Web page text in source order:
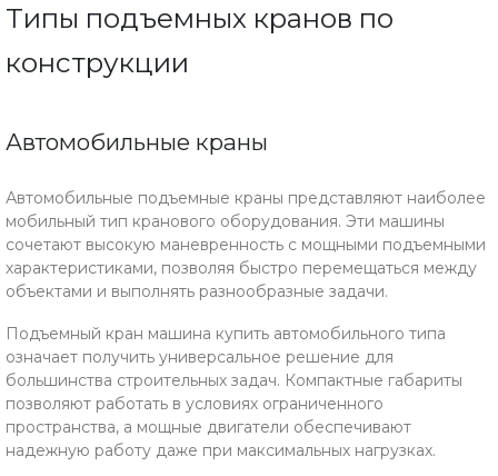
Типы подъемных кранов по
конструкции
Автомобильные краны
Автомобильные подъемные краны представляют наиболее
мобильный тип кранового оборудования. Эти машины
сочетают высокую маневренность с мощными подъемными
характеристиками, позволяя быстро перемещаться между
объектами и выполнять разнообразные задачи.
Подъемный кран машина купить автомобильного типа
означает получить универсальное решение для
большинства строительных задач. Компактные габариты
позволяют работать в условиях ограниченного
пространства, а мощные двигатели обеспечивают
надежную работу даже при максимальных нагрузках.